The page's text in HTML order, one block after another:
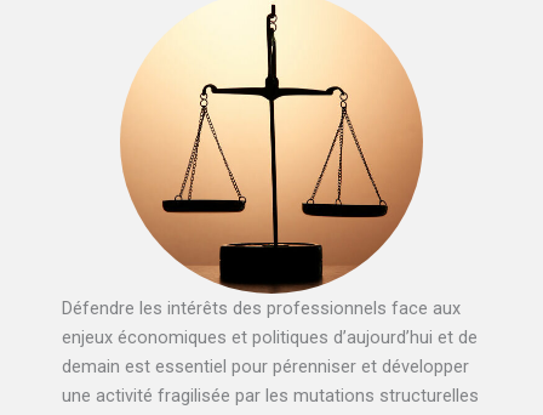
Défendre les intérêts des professionnels face aux
enjeux économiques et politiques d’aujourd’hui et de
demain est essentiel pour pérenniser et développer
une activité fragilisée par les mutations structurelles